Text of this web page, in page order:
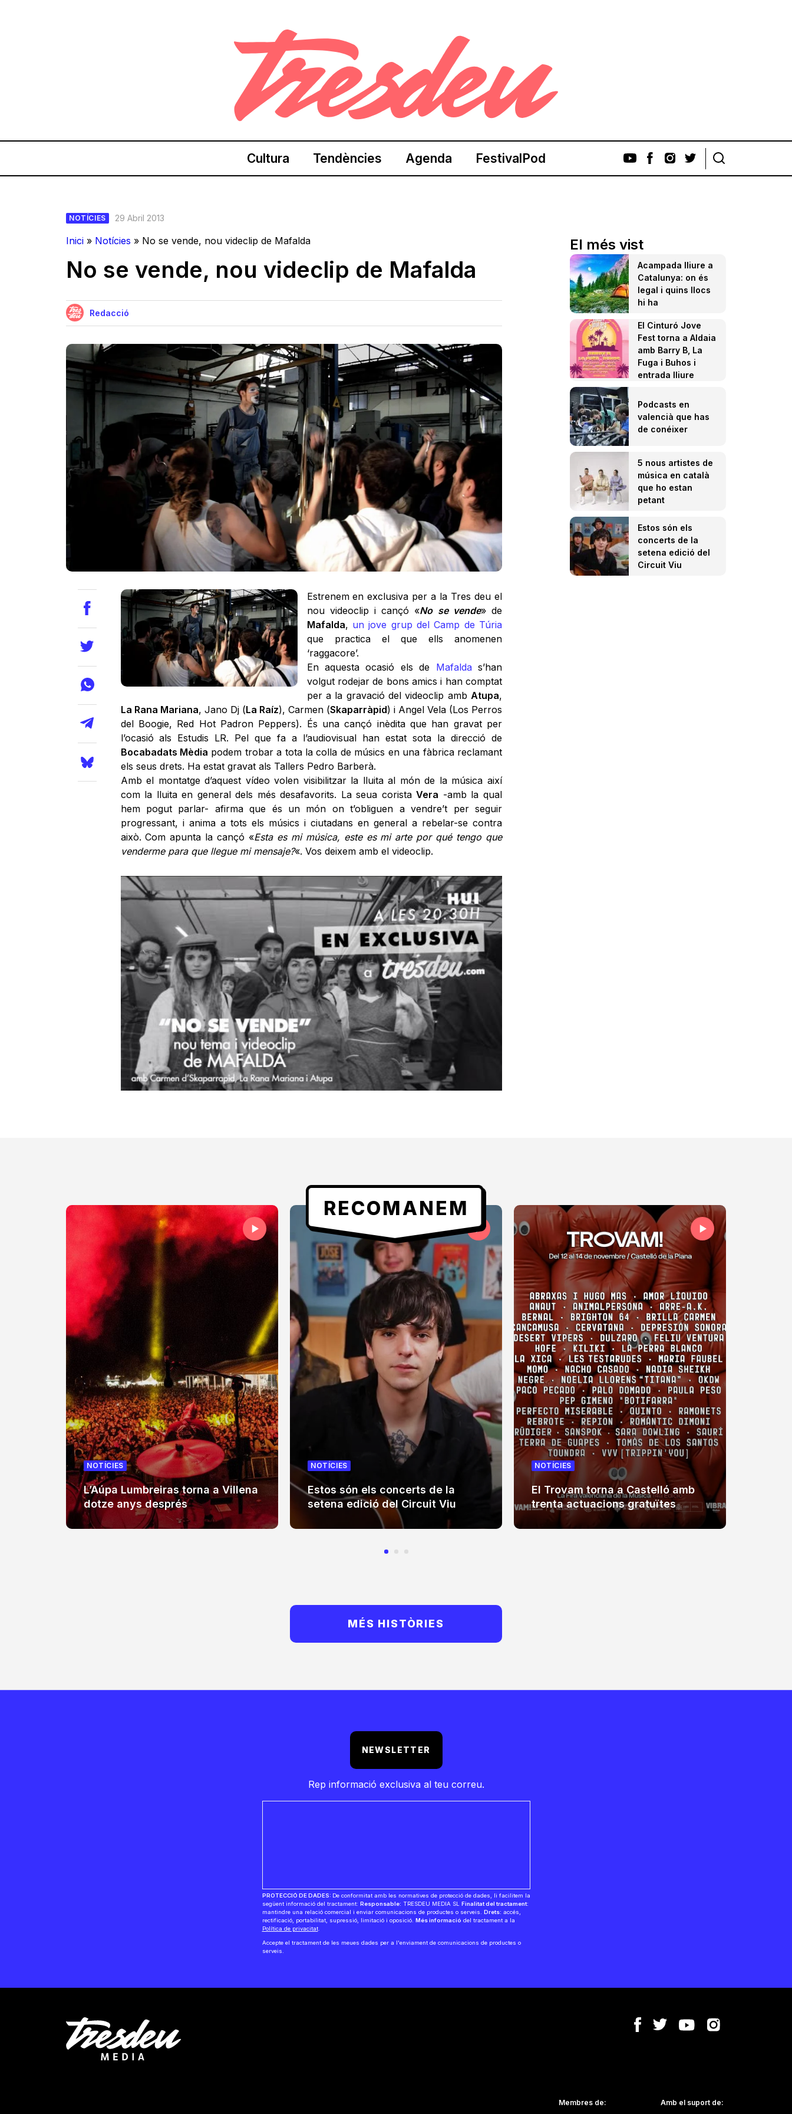
Cultura Tendències Agenda FestivalPod
NOTÍCIES 29 Abril 2013
Inici » Notícies » No se vende, nou videclip de Mafalda
No se vende, nou videclip de Mafalda
Redacció
Estrenem en exclusiva per a la Tres deu el
nou videoclip i cançó «No se vende» de
Mafalda, un jove grup del Camp de Túria
que practica el que ells anomenen
‘raggacore’.
En aquesta ocasió els de Mafalda s’han
volgut rodejar de bons amics i han comptat
per a la gravació del videoclip amb Atupa,
La Rana Mariana, Jano Dj (La Raíz), Carmen (Skaparràpid) i Angel Vela (Los Perros
del Boogie, Red Hot Padron Peppers). És una cançó inèdita que han gravat per
l’ocasió als Estudis LR. Pel que fa a l’audiovisual han estat sota la direcció de
Bocabadats Mèdia podem trobar a tota la colla de músics en una fàbrica reclamant
els seus drets. Ha estat gravat als Tallers Pedro Barberà.
Amb el montatge d’aquest vídeo volen visibilitzar la lluita al món de la música així
com la lluita en general dels més desafavorits. La seua coristaVera -amb la qual
hem pogut parlar- afirma que és un món on t’obliguen a vendre’t per seguir
progressant, i anima a tots els músics i ciutadans en general a rebelar-se contra
això. Com apunta la cançó «Esta es mi música, este es mi arte por qué tengo que
venderme para que llegue mi mensaje?«. Vos deixem amb el videoclip.
El més vist
Acampada lliure a
Catalunya: on és
legal i quins llocs
hi ha
El Cinturó Jove
Fest torna a Aldaia
amb Barry B, La
Fuga i Buhos i
entrada lliure
Podcasts en
valencià que has
de conéixer
5 nous artistes de
música en català
que ho estan
petant
Estos són els
concerts de la
setena edició del
Circuit Viu
RECOMANEM
NOTÍCIES
L’Aúpa Lumbreiras torna a Villena
dotze anys després
NOTÍCIES
Estos són els concerts de la
setena edició del Circuit Viu
NOTÍCIES
El Trovam torna a Castelló amb
trenta actuacions gratuïtes
MÉS HISTÒRIES
NEWSLETTER
Rep informació exclusiva al teu correu.
PROTECCIÓ DE DADES: De conformitat amb les normatives de protecció de dades, li facilitem la
següent informació del tractament: Responsable: TRESDEU MEDIA SL Finalitat del tractament:
mantindre una relació comercial i enviar comunicacions de productes o serveis. Drets: accés,
rectificació, portabilitat, supressió, limitació i oposició. Més informació del tractament a la
Política de privacitat.
Accepte el tractament de les meues dades per a l'enviament de comunicacions de productes o
serveis.
Membres de: Amb el suport de: